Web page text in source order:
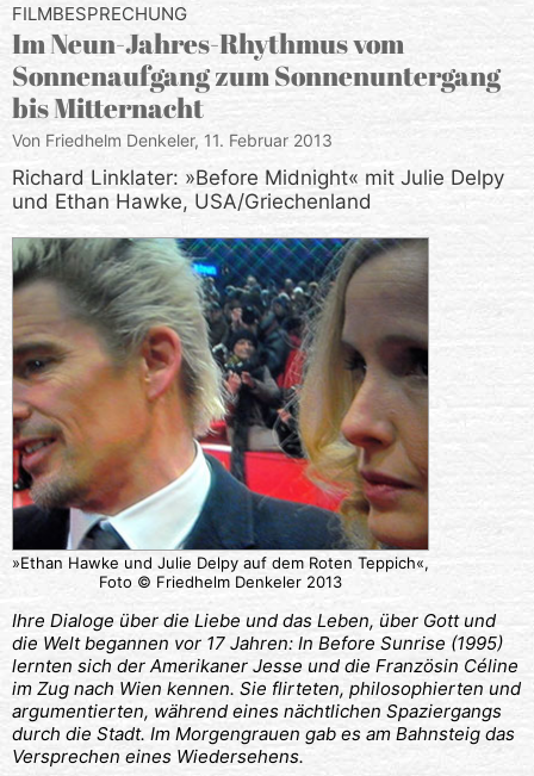
FILMBESPRECHUNG
Im Neun-Jahres-Rhythmus vom
Sonnenaufgang zum Sonnenuntergang
bis Mitternacht
Von Friedhelm Denkeler, 11. Februar 2013
Richard Linklater: »Before Midnight« mit Julie Delpy
und Ethan Hawke, USA/Griechenland
»Ethan Hawke und Julie Delpy auf dem Roten Teppich«,
Foto © Friedhelm Denkeler 2013
Ihre Dialoge über die Liebe und das Leben, über Gott und
die Welt begannen vor 17 Jahren: In Before Sunrise (1995)
lernten sich der Amerikaner Jesse und die Französin Céline
im Zug nach Wien kennen. Sie flirteten, philosophierten und
argumentierten, während eines nächtlichen Spaziergangs
durch die Stadt. Im Morgengrauen gab es am Bahnsteig das
Versprechen eines Wiedersehens.